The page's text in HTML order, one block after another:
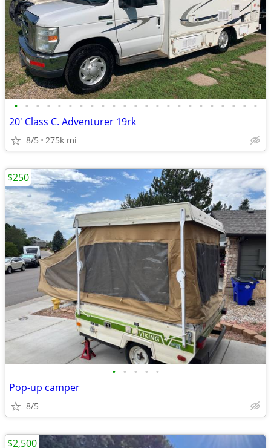
• • • • • • • • • • • • • • • • • • • • • • •
20' Class C. Adventurer 19rk
8/5 275k mi
• • • • •
Pop-up camper
8/5
$250
$2,500